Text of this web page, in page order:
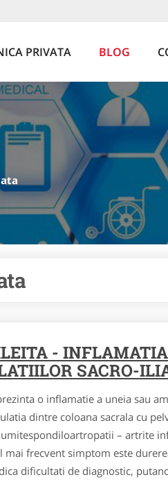
PRIVATA BLOG
- INFLAMATIA
SACRO-
o inflamatie a uneia sau
dintre coloana sacrala cu
– artrite
mai frecvent simptom este
dificultati de diagnostic,